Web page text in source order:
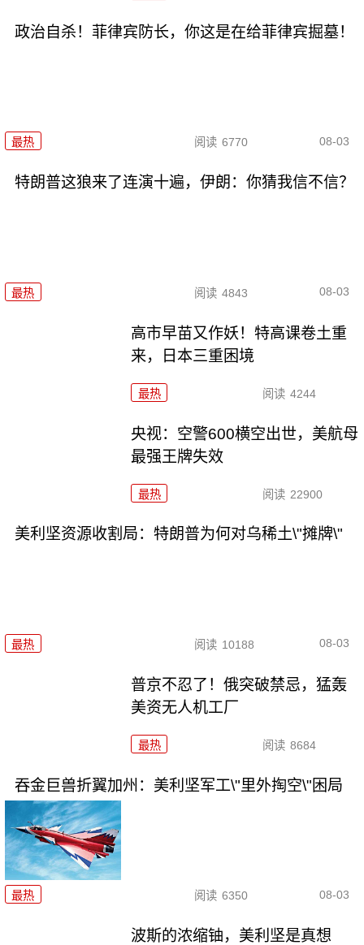
政治自杀！菲律宾防长，你这是在给菲律宾掘墓！
最热 阅读 6770 08-03
特朗普这狼来了连演十遍，伊朗：你猜我信不信？
最热 阅读 4843 08-03
高市早苗又作妖！特高课卷土重
来，日本三重困境
最热 阅读 4244
央视：空警600横空出世，美航母
最强王牌失效
最热 阅读 22900
美利坚资源收割局：特朗普为何对乌稀土\"摊牌\"
最热 阅读 10188 08-03
普京不忍了！俄突破禁忌，猛轰
美资无人机工厂
最热 阅读 8684
吞金巨兽折翼加州：美利坚军工\"里外掏空\"困局
最热 阅读 6350 08-03
波斯的浓缩铀，美利坚是真想